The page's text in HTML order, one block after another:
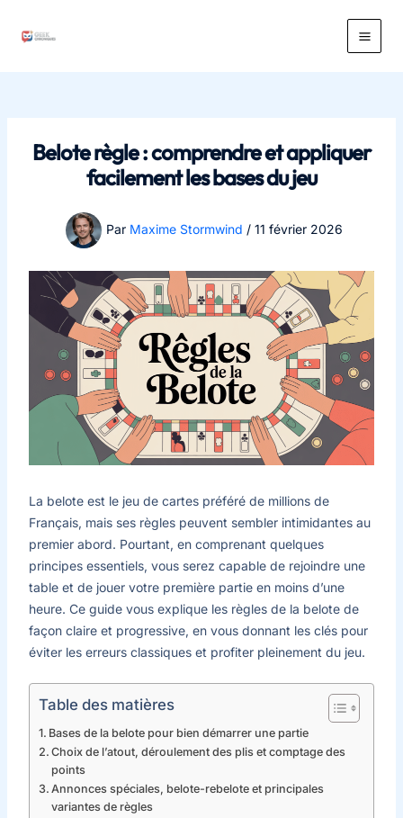
Main
Belote règle : comprendre et appliquer
facilement les bases du jeu
Par Maxime Stormwind / 11 février 2026
La belote est le jeu de cartes préféré de millions de
Français, mais ses règles peuvent sembler intimidantes au
premier abord. Pourtant, en comprenant quelques
principes essentiels, vous serez capable de rejoindre une
table et de jouer votre première partie en moins d’une
heure. Ce guide vous explique les règles de la belote de
façon claire et progressive, en vous donnant les clés pour
éviter les erreurs classiques et profiter pleinement du jeu.
Table des matières
Bases de la belote pour bien démarrer une partie
Choix de l’atout, déroulement des plis et comptage des
points
Annonces spéciales, belote-rebelote et principales
variantes de règles